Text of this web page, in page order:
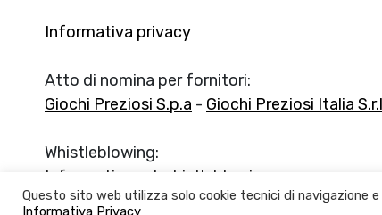
Informativa privacy
Atto di nomina per fornitori:
Giochi Preziosi S.p.a - Giochi Preziosi Italia S.r.l
Whistleblowing:
Informativa sul whistleblowing
Questo sito web utilizza solo cookie tecnici di navigazione
Informativa Privacy